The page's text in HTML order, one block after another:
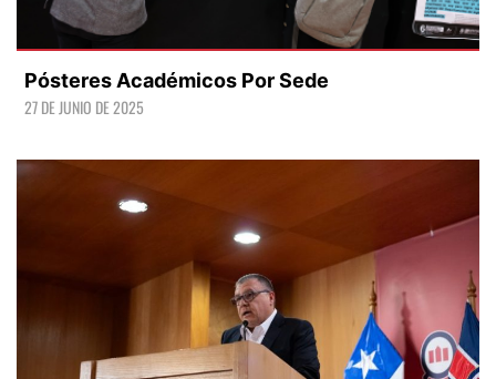
Pósteres Académicos Por Sede
27 DE JUNIO DE 2025